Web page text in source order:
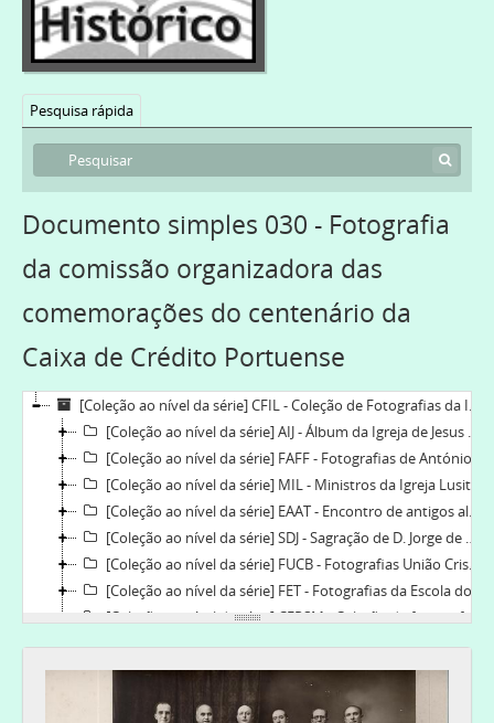
Pesquisa rápida
Documento simples 030 - Fotografia
da comissão organizadora das
comemorações do centenário da
Caixa de Crédito Portuense
[Coleção ao nível da série] CFIL - Coleção de Fotografias da Igreja Lusitana, 1835-2019
[Coleção ao nível da série] AIJ - Álbum da Igreja de Jesus de Lisboa, 1921-06-10-1955-06-26
[Coleção ao nível da série] FAFF - Fotografias de António Ferreira Fiandor, 1900-1970
[Coleção ao nível da série] MIL - Ministros da Igreja Lusitana, 1835-2018
[Coleção ao nível da série] EAAT - Encontro de antigos alunos da Escola do Torne, 2012
[Coleção ao nível da série] SDJ - Sagração de D. Jorge de Pina Cabral, 2013-2013
[Coleção ao nível da série] FUCB - Fotografias União Cristão da Mocidade do Bonfim e Bonfim Beneficente, [190-]-1921
[Coleção ao nível da série] FET - Fotografias da Escola do Torne, 1897-1989
[Coleção ao nível da série] CFPSM - Coleção de fotografias da Paróquia do Salvador do Mundo, 1901-2016-05-14
[Coleção ao nível da série] SAFF - Sagração de António Ferreira Fiandor, 1958-06-22
[Coleção ao nível da série] FEP - Fotografias da Escola do Prado, 1908-1987
[Coleção ao nível da série] UCMB - Fotografias da União da Mocidade do Bonfim, 1900-